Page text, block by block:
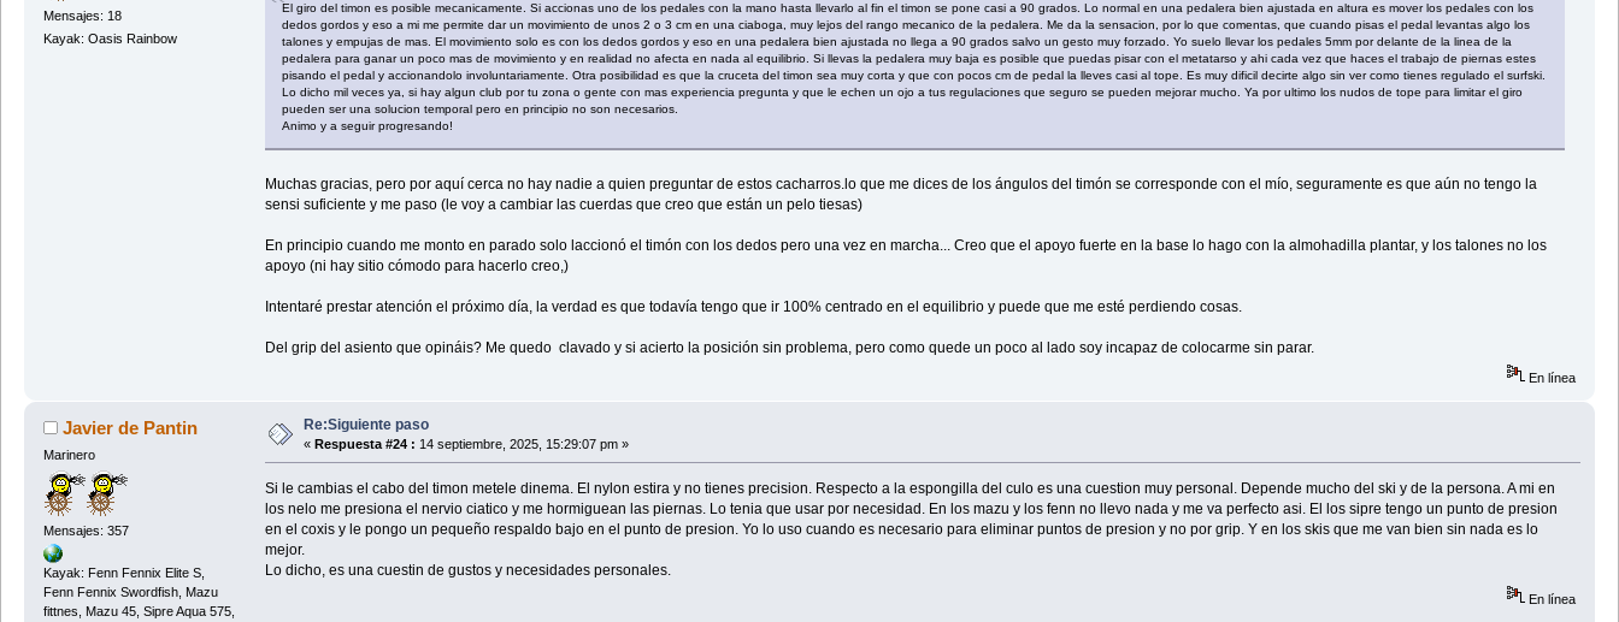
Mensajes: 18
Kayak: Oasis Rainbow
El giro del timon es posible mecanicamente. Si accionas uno de los pedales con la mano hasta llevarlo al fin el timon se pone casi a 90 grados. Lo normal en una pedalera bien ajustada en altura es mover los pedales con los
dedos gordos y eso a mi me permite dar un movimiento de unos 2 o 3 cm en una ciaboga, muy lejos del rango mecanico de la pedalera. Me da la sensacion, por lo que comentas, que cuando pisas el pedal levantas algo los
talones y empujas de mas. El movimiento solo es con los dedos gordos y eso en una pedalera bien ajustada no llega a 90 grados salvo un gesto muy forzado. Yo suelo llevar los pedales 5mm por delante de la linea de la
pedalera para ganar un poco mas de movimiento y en realidad no afecta en nada al equilibrio. Si llevas la pedalera muy baja es posible que puedas pisar con el metatarso y ahi cada vez que haces el trabajo de piernas estes
pisando el pedal y accionandolo involuntariamente. Otra posibilidad es que la cruceta del timon sea muy corta y que con pocos cm de pedal la lleves casi al tope. Es muy dificil decirte algo sin ver como tienes regulado el surfski.
Lo dicho mil veces ya, si hay algun club por tu zona o gente con mas experiencia pregunta y que le echen un ojo a tus regulaciones que seguro se pueden mejorar mucho. Ya por ultimo los nudos de tope para limitar el giro
pueden ser una solucion temporal pero en principio no son necesarios.
Animo y a seguir progresando!
Muchas gracias, pero por aquí cerca no hay nadie a quien preguntar de estos cacharros.lo que me dices de los ángulos del timón se corresponde con el mío, seguramente es que aún no tengo la
sensi suficiente y me paso (le voy a cambiar las cuerdas que creo que están un pelo tiesas)
En principio cuando me monto en parado solo laccionó el timón con los dedos pero una vez en marcha... Creo que el apoyo fuerte en la base lo hago con la almohadilla plantar, y los talones no los
apoyo (ni hay sitio cómodo para hacerlo creo,)
Intentaré prestar atención el próximo día, la verdad es que todavía tengo que ir 100% centrado en el equilibrio y puede que me esté perdiendo cosas.
Del grip del asiento que opináis? Me quedo clavado y si acierto la posición sin problema, pero como quede un poco al lado soy incapaz de colocarme sin parar.
En línea
Javier de Pantin
Marinero
Mensajes: 357
Kayak: Fenn Fennix Elite S,
Fenn Fennix Swordfish, Mazu
fittnes, Mazu 45, Sipre Aqua 575,
Re:Siguiente paso
« Respuesta #24 : 14 septiembre, 2025, 15:29:07 pm »
Si le cambias el cabo del timon metele dinema. El nylon estira y no tienes precision. Respecto a la espongilla del culo es una cuestion muy personal. Depende mucho del ski y de la persona. A mi en
los nelo me presiona el nervio ciatico y me hormiguean las piernas. Lo tenia que usar por necesidad. En los mazu y los fenn no llevo nada y me va perfecto asi. El los sipre tengo un punto de presion
en el coxis y le pongo un pequeño respaldo bajo en el punto de presion. Yo lo uso cuando es necesario para eliminar puntos de presion y no por grip. Y en los skis que me van bien sin nada es lo
mejor.
Lo dicho, es una cuestin de gustos y necesidades personales.
En línea